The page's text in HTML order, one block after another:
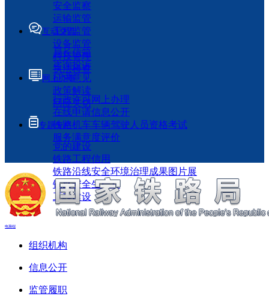
安全监察
运输监管
工程监管
设备监管
科技管理
执法检查
互动交流
局长信箱
咨询投诉
征求意见
政策解读
回应关切
网上办事
行政许可网上办理
在线申请信息公开
铁路机车车辆驾驶人员资格考试
服务满意度评价
专题专栏
党的建设
铁路工程信用
铁路沿线安全环境治理成果图片展
铁路安全生产月
工程建设
电脑端
组织机构
信息公开
监管履职